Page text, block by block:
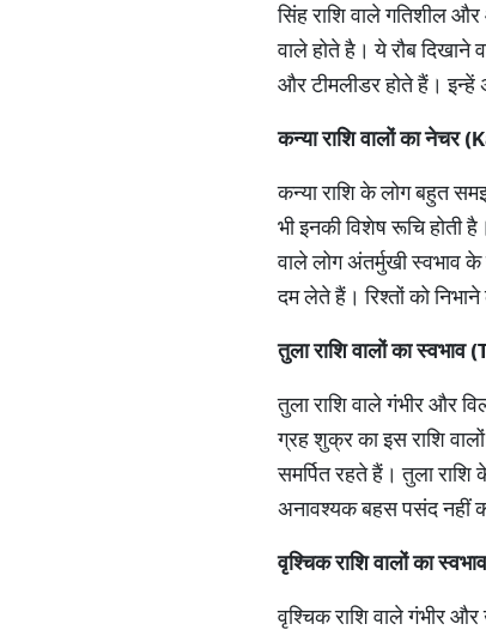
सिंह राशि वाले गतिशील और
वाले होते है। ये रौब दिखाने
और टीमलीडर होते हैं।
कन्या राशि वालों का
कन्या राशि के लोग बहुत
भी इनकी विशेष रूचि होती
वाले लोग अंतर्मुखी स्वभाव
दम लेते हैं। रिश्तों को
तुला राशि वालों का
तुला राशि वाले गंभीर और
ग्रह शुक्र का इस राशि
समर्पित रहते हैं। तुला
अनावश्यक बहस पसंद नहीं
वृश्चिक राशि वालों का
वृश्चिक राशि वाले गंभीर